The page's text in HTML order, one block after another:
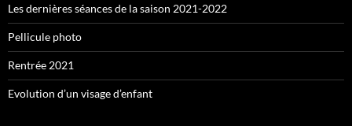
Les dernières séances de la saison 2021-2022
Pellicule photo
Rentrée 2021
Evolution d’un visage d’enfant